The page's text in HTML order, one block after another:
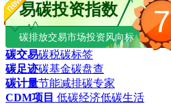
7
易碳投资指数
碳排放交易市场投资风向标
碳交易碳税碳标签
碳足迹碳基金碳盘查
碳计量节能减排碳专家
CDM项目 低碳经济低碳生活